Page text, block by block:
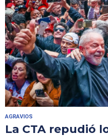
AGRAVIOS
La CTA repudió